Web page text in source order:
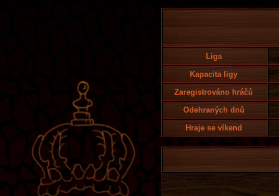
Liga
Kapacita ligy
Zaregistrováno hráčů
Odehraných dnů
Hraje se víkend